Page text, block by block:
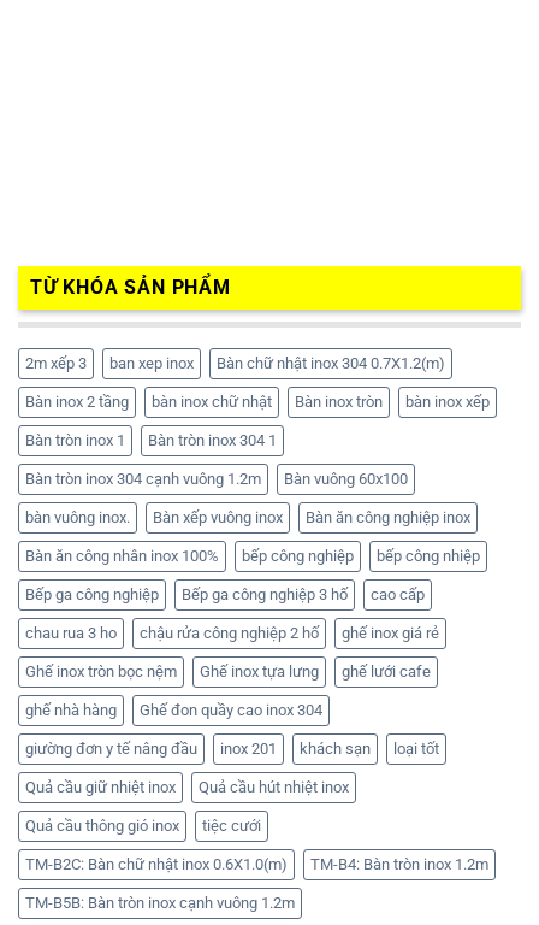
TỪ KHÓA SẢN PHẨM
2m xếp 3 ban xep inox Bàn chữ nhật inox 304 0.7X1.2(m)
Bàn inox 2 tầng bàn inox chữ nhật Bàn inox tròn bàn inox xếp
Bàn tròn inox 1 Bàn tròn inox 304 1
Bàn tròn inox 304 cạnh vuông 1.2m Bàn vuông 60x100
bàn vuông inox. Bàn xếp vuông inox Bàn ăn công nghiệp inox
Bàn ăn công nhân inox 100% bếp công nghiệp bếp công nhiệp
Bếp ga công nghiệp Bếp ga công nghiệp 3 hố cao cấp
chau rua 3 ho chậu rửa công nghiệp 2 hố ghế inox giá rẻ
Ghế inox tròn bọc nệm Ghế inox tựa lưng ghế lưới cafe
ghế nhà hàng Ghế đon quầy cao inox 304
giường đơn y tế nâng đầu inox 201 khách sạn loại tốt
Quả cầu giữ nhiệt inox Quả cầu hút nhiệt inox
Quả cầu thông gió inox tiệc cưới
TM-B2C: Bàn chữ nhật inox 0.6X1.0(m) TM-B4: Bàn tròn inox 1.2m
TM-B5B: Bàn tròn inox cạnh vuông 1.2m